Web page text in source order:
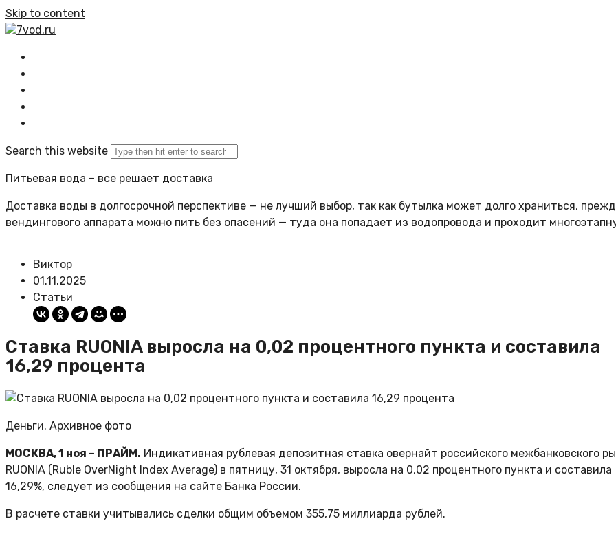
Skip to content
7vod.ru
Search this website
Питьевая вода – все решает доставка
Доставка воды в долгосрочной перспективе — не лучший выбор, так как бутылка может долго храниться,
вендингового аппарата можно пить без опасений — туда она попадает из водопровода и проходит
Виктор
01.11.2025
Статьи
Ставка RUONIA выросла на 0,02 процентного пункта и составила
16,29 процента
Деньги. Архивное фото
МОСКВА, 1 ноя – ПРАЙМ. Индикативная рублевая депозитная ставка овернайт российского межбанковского
RUONIA (Ruble OverNight Index Average) в пятницу, 31 октября, выросла на 0,02 процентного пункта и составила
16,29%, следует из сообщения на сайте Банка России.
В расчете ставки учитывались сделки общим объемом 355,75 миллиарда рублей.